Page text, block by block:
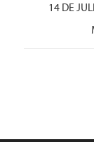
14 DE